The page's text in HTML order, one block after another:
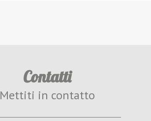
Contatti
Mettiti in contatto